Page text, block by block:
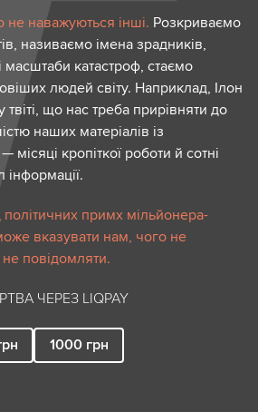
наважуються інші. Розкриваємо
називаємо імена зрадників,
катастроф, стаємо
людей світу. Наприклад, Ілон
що нас треба прирівняти до
наших матеріалів із
місяці кропіткої роботи й сотні
примх мільйонера-
вказувати нам, чого не
повідомляти.
ЧЕРЕЗ LIQPAY
1000 грн